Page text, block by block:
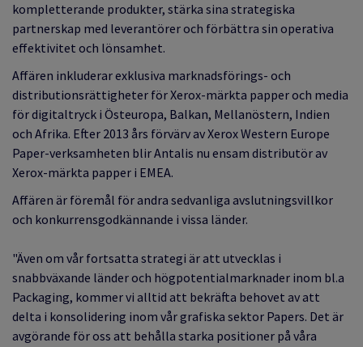
kompletterande produkter, stärka sina strategiska
partnerskap med leverantörer och förbättra sin operativa
effektivitet och lönsamhet.
Affären inkluderar exklusiva marknadsförings- och
distributionsrättigheter för Xerox-märkta papper och media
för digitaltryck i Östeuropa, Balkan, Mellanöstern, Indien
och Afrika. Efter 2013 års förvärv av Xerox Western Europe
Paper-verksamheten blir Antalis nu ensam distributör av
Xerox-märkta papper i EMEA.
Affären är föremål för andra sedvanliga avslutningsvillkor
och konkurrensgodkännande i vissa länder.
"Även om vår fortsatta strategi är att utvecklas i
snabbväxande länder och högpotentialmarknader inom bl.a
Packaging, kommer vi alltid att bekräfta behovet av att
delta i konsolidering inom vår grafiska sektor Papers. Det är
avgörande för oss att behålla starka positioner på våra